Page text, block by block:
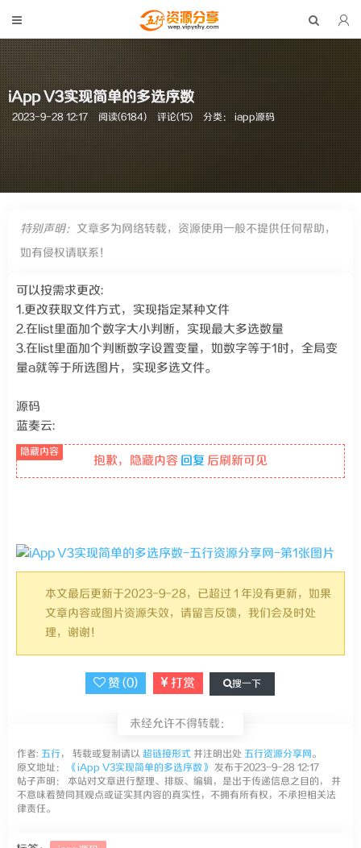
iApp V3实现简单的多选序数
2023-9-28 12:17 阅读(6184) 评论(15) 分类：iapp源码
特别声明： 文章多为网络转载，资源使用一般不提供任何帮助，
如有侵权请联系！
可以按需求更改:
1.更改获取文件方式，实现指定某种文件
2.在list里面加个数字大小判断，实现最大多选数量
3.在list里面加个判断数字设置变量，如数字等于1时，全局变
量a就等于所选图片，实现多选文件。
源码
蓝奏云:
抱歉，隐藏内容 回复 后刷新可见
本文最后更新于2023-9-28，已超过 1 年没有更新，如果
文章内容或图片资源失效，请留言反馈，我们会及时处
理，谢谢！
赞 (0) 打赏 搜一下
未经允许不得转载：
作者: 五行， 转载或复制请以 超链接形式 并注明出处 五行资源分享网。
原文地址：
《iApp V3实现简单的多选序数》 发布于2023-9-28 12:17
帖子声明： 本站对文章进行整理、排版、编辑，是出于传递信息之目的， 并
不意味着赞同其观点或证实其内容的真实性，不拥有所有权，不承担相关法
律责任。